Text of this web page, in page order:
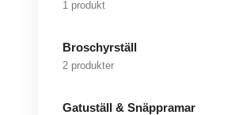
1 produkt
Broschyrställ
2 produkter
Gatuställ & Snäppramar